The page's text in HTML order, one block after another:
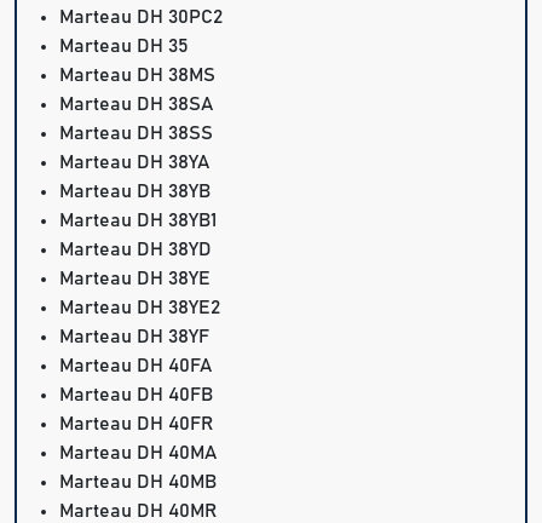
Marteau DH 30PC2
Marteau DH 35
Marteau DH 38MS
Marteau DH 38SA
Marteau DH 38SS
Marteau DH 38YA
Marteau DH 38YB
Marteau DH 38YB1
Marteau DH 38YD
Marteau DH 38YE
Marteau DH 38YE2
Marteau DH 38YF
Marteau DH 40FA
Marteau DH 40FB
Marteau DH 40FR
Marteau DH 40MA
Marteau DH 40MB
Marteau DH 40MR